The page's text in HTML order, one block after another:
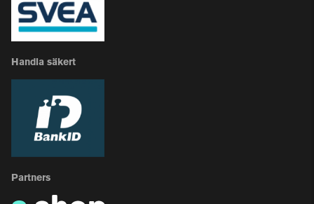
Handla säkert
Partners